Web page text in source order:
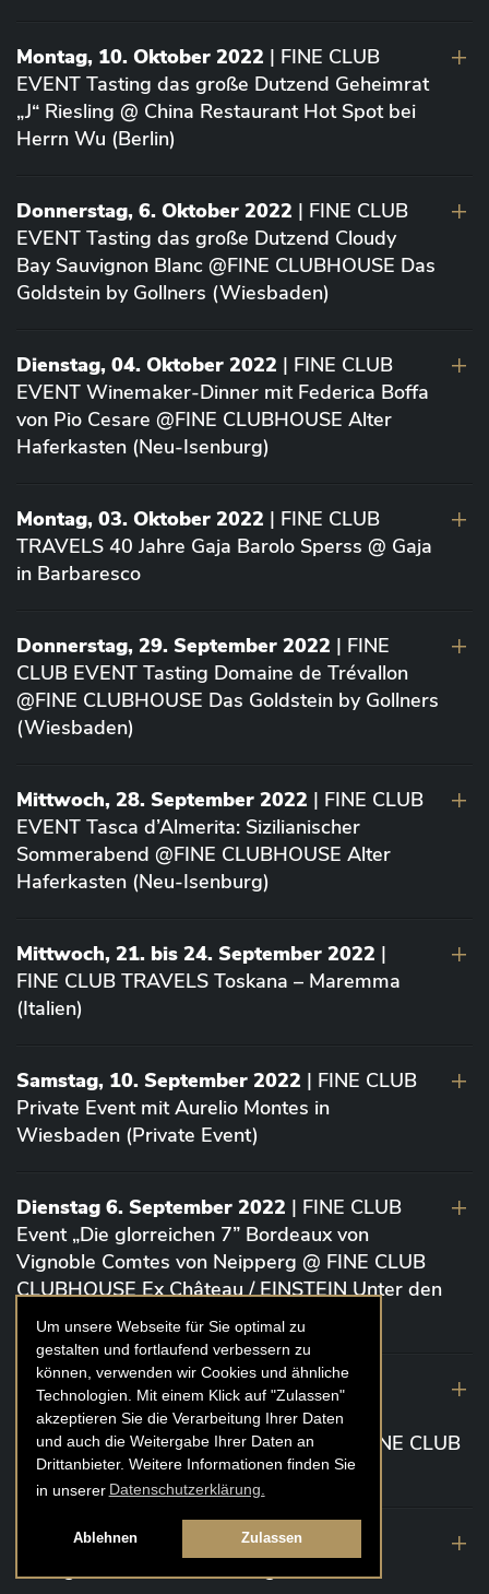
Um unsere Webseite für Sie optimal zu
gestalten und fortlaufend verbessern zu
können, verwenden wir Cookies und ähnliche
Technologien. Mit einem Klick auf "Zulassen"
akzeptieren Sie die Verarbeitung Ihrer Daten
und auch die Weitergabe Ihrer Daten an
Drittanbieter. Weitere Informationen finden Sie
in unserer Datenschutzerklärung.
Ablehnen Zulassen
Montag, 10. Oktober 2022 | FINE CLUB
EVENT Tasting das große Dutzend Geheimrat
„J“ Riesling @ China Restaurant Hot Spot bei
Herrn Wu (Berlin)
Donnerstag, 6. Oktober 2022 | FINE CLUB
EVENT Tasting das große Dutzend Cloudy
Bay Sauvignon Blanc @FINE CLUBHOUSE Das
Goldstein by Gollners (Wiesbaden)
Dienstag, 04. Oktober 2022 | FINE CLUB
EVENT Winemaker-Dinner mit Federica Boffa
von Pio Cesare @FINE CLUBHOUSE Alter
Haferkasten (Neu-Isenburg)
Montag, 03. Oktober 2022 | FINE CLUB
TRAVELS 40 Jahre Gaja Barolo Sperss @ Gaja
in Barbaresco
Donnerstag, 29. September 2022 | FINE
CLUB EVENT Tasting Domaine de Trévallon
@FINE CLUBHOUSE Das Goldstein by Gollners
(Wiesbaden)
Mittwoch, 28. September 2022 | FINE CLUB
EVENT Tasca d’Almerita: Sizilianischer
Sommerabend @FINE CLUBHOUSE Alter
Haferkasten (Neu-Isenburg)
Mittwoch, 21. bis 24. September 2022 |
FINE CLUB TRAVELS Toskana – Maremma
(Italien)
Samstag, 10. September 2022 | FINE CLUB
Private Event mit Aurelio Montes in
Wiesbaden (Private Event)
Dienstag 6. September 2022 | FINE CLUB
Event „Die glorreichen 7” Bordeaux von
Vignoble Comtes von Neipperg @ FINE CLUB
CLUBHOUSE Ex Château / EINSTEIN Unter den
Linden (Berlin)
19. August 2022| FINE CLUB Academy
Caviar „Die glorreichen 7“ Riesling Große
Gewächse von der Mosel aus 2020 @ FINE CLUB
Clubhouse Prunier Cologne (Köln)
29. Juli 2022
| Weinbergwanderung
Weingüter Geheimrat J. Wegeler